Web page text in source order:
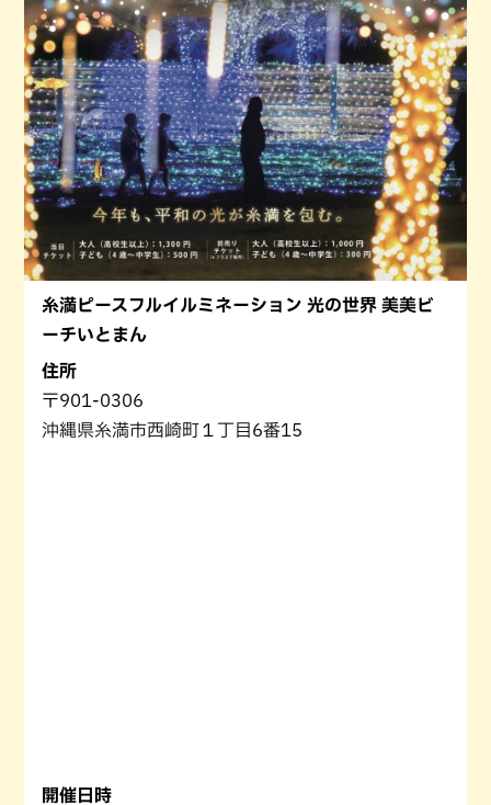
糸満ピースフルイルミネーション 光の世界 美美ビ
ーチいとまん
住所
〒901-0306
沖縄県糸満市西崎町１丁目6番15
開催日時